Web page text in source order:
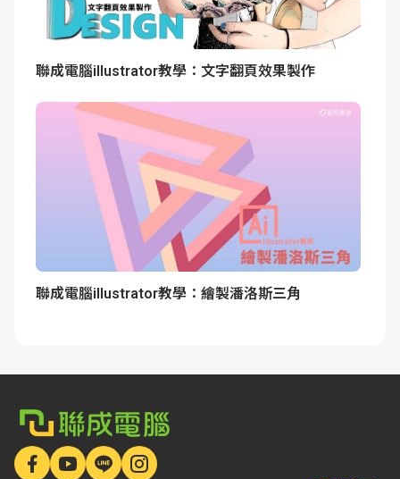
聯成電腦illustrator教學：文字翻頁效果製作
聯成電腦illustrator教學：繪製潘洛斯三角